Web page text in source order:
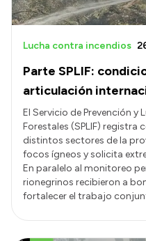
Parte SPLIF:
articulación
Lucha contra incendios
El Servicio de Prevención y
Forestales (SPLIF) registra
distintos sectores de la
focos ígneos y solicita
En paralelo al monitoreo
rionegrinos recibieron a
fortalecer el trabajo